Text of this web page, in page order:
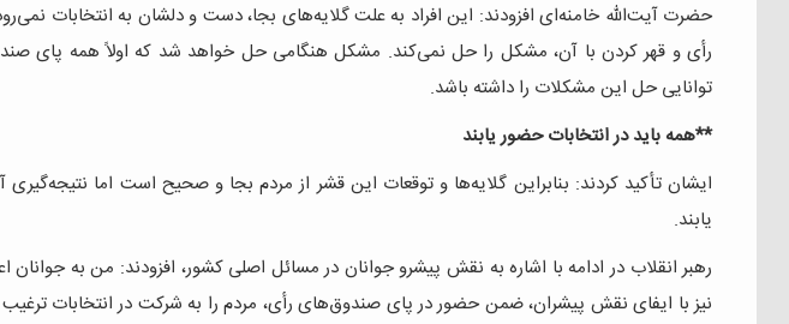
حضرت آیت‌الله خامنه‌ای افزودند: این افراد به علت گلایه‌های بجا، دست و دلشان به انتخابات
رأی و قهر کردن با آن، مشکل را حل نمی‌کند. مشکل هنگامی حل خواهد شد که اولاً همه پای
توانایی حل این مشکلات را داشته باشد.
**همه باید در انتخابات حضور یابند
ایشان تأکید کردند: بنابراین گلایه‌ها و توقعات این قشر از مردم بجا و صحیح است اما
یابند.
رهبر انقلاب در ادامه با اشاره به نقش پیشرو جوانان در مسائل اصلی کشور، افزودند: من به جوانان
نیز با ایفای نقش پیشران، ضمن حضور در پای صندوق‌های رأی، مردم را به شرکت در انتخابات